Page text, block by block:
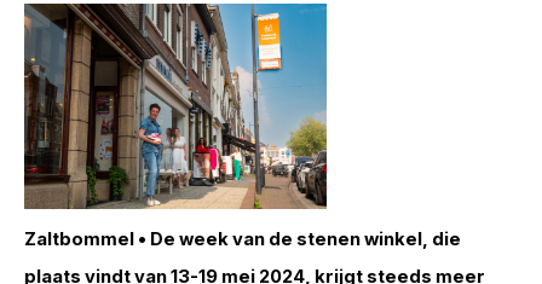
Zaltbommel • De week van de stenen winkel, die
plaats vindt van 13-19 mei 2024, krijgt steeds meer